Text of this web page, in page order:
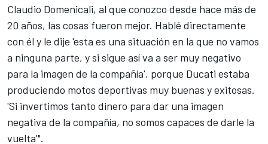
Claudio Domenicali, al que conozco desde hace más de
20 años, las cosas fueron mejor. Hablé directamente
con él y le dije 'esta es una situación en la que no vamos
a ninguna parte, y si sigue así va a ser muy negativo
para la imagen de la compañía', porque Ducati estaba
produciendo motos deportivas muy buenas y exitosas.
'Si invertimos tanto dinero para dar una imagen
negativa de la compañía, no somos capaces de darle la
vuelta'".